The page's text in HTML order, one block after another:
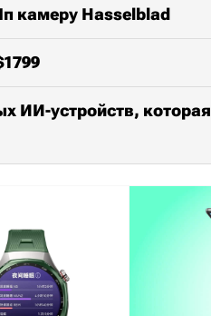
камеру Hasselblad
ИИ-устройств, которая